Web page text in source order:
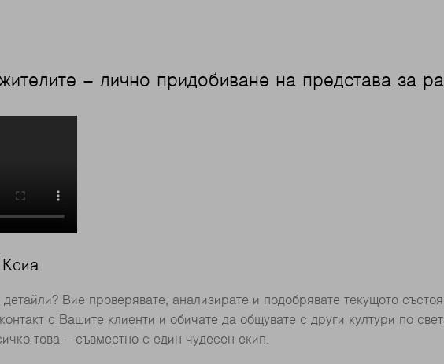
– лично придобиване на представа за
детайли? Вие проверявате, анализирате и подобрявате текущото
с Вашите клиенти и обичате да общувате с други култури по
това – съвместно с един чудесен екип.